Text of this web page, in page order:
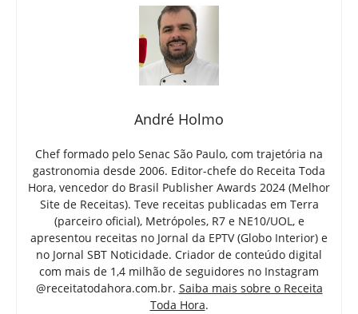
André Holmo
Chef formado pelo Senac São Paulo, com trajetória na
gastronomia desde 2006. Editor-chefe do Receita Toda
Hora, vencedor do Brasil Publisher Awards 2024 (Melhor
Site de Receitas). Teve receitas publicadas em Terra
(parceiro oficial), Metrópoles, R7 e NE10/UOL, e
apresentou receitas no Jornal da EPTV (Globo Interior) e
no Jornal SBT Noticidade. Criador de conteúdo digital
com mais de 1,4 milhão de seguidores no Instagram
@receitatodahora.com.br. Saiba mais sobre o Receita
Toda Hora.